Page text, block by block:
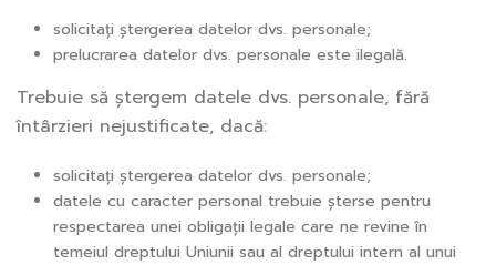
solicitați ștergerea datelor dvs. personale;
prelucrarea datelor dvs. personale este ilegală.
Trebuie să ștergem datele dvs. personale, fără
întârzieri nejustificate, dacă:
solicitați ștergerea datelor dvs. personale;
datele cu caracter personal trebuie șterse pentru
respectarea unei obligații legale care ne revine în
temeiul dreptului Uniunii sau al dreptului intern al unui